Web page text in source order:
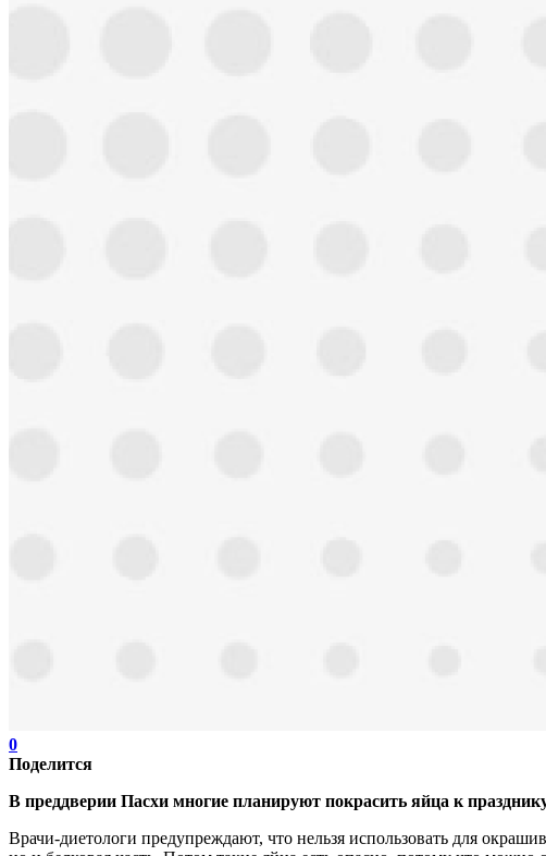
0
Поделится
В преддверии Пасхи многие планируют покрасить яйца к
Врачи-диетологи предупреждают, что нельзя использовать для